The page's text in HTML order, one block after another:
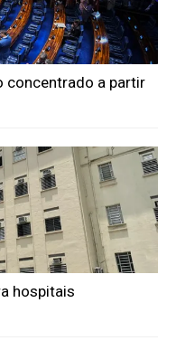
concentrado a partir
hospitais